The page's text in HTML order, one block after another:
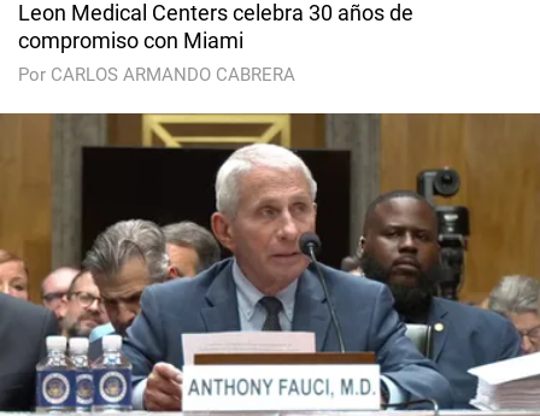
Leon Medical Centers celebra 30 años de
compromiso con Miami
Por CARLOS ARMANDO CABRERA